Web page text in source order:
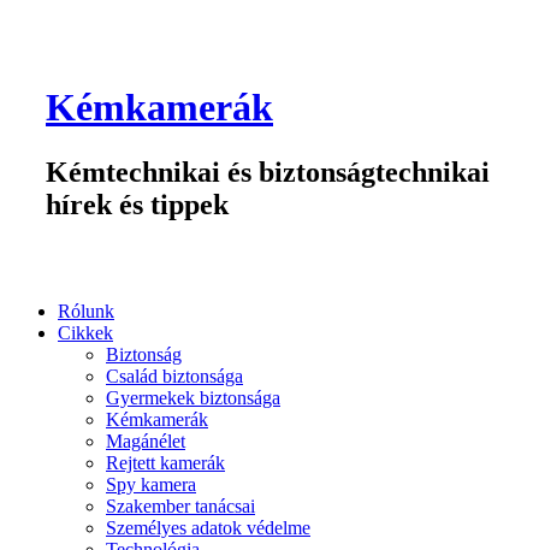
Kémkamerák
Kémtechnikai és biztonságtechnikai
hírek és tippek
Rólunk
Cikkek
Biztonság
Család biztonsága
Gyermekek biztonsága
Kémkamerák
Magánélet
Rejtett kamerák
Spy kamera
Szakember tanácsai
Személyes adatok védelme